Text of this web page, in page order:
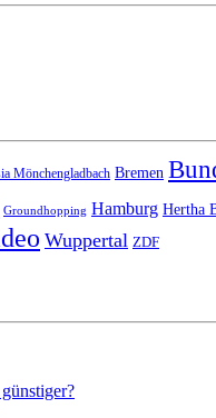
Mönchengladbach Bremen
Groundhopping Hamburg Hertha
Wuppertal ZDF